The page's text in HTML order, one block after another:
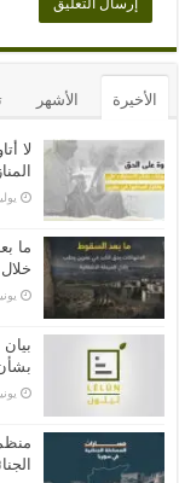
الأخيرة الأشهر
لا
يوليو 15,
ما
خلال
يونيو 29,
يونيو 16,